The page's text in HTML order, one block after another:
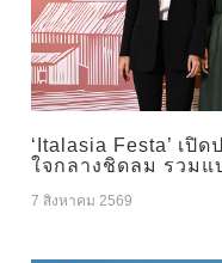
‘Italasia Festa’ เปิ
ใจกลางชิดลม รวมแ
7 สิงหาคม 2569